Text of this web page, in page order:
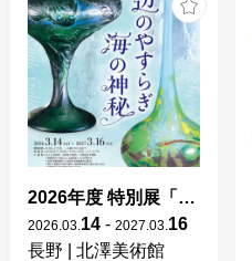
2026年度 特別展「ガレとドーム、アール･ヌーヴォーのガラス 水辺のやすらぎ、海の神秘」
2026 03 14 - 2027 03 16
長野
北澤美術館